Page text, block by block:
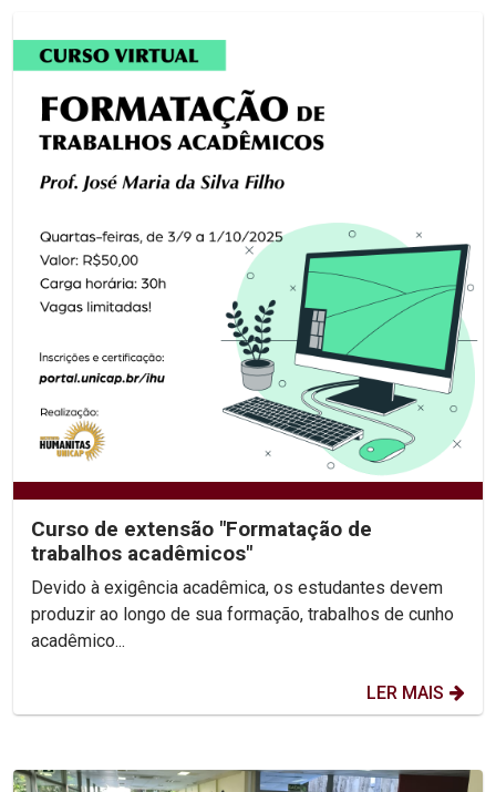
Curso de extensão "Formatação de
trabalhos acadêmicos"
Devido à exigência acadêmica, os estudantes devem
produzir ao longo de sua formação, trabalhos de cunho
acadêmico...
LER MAIS